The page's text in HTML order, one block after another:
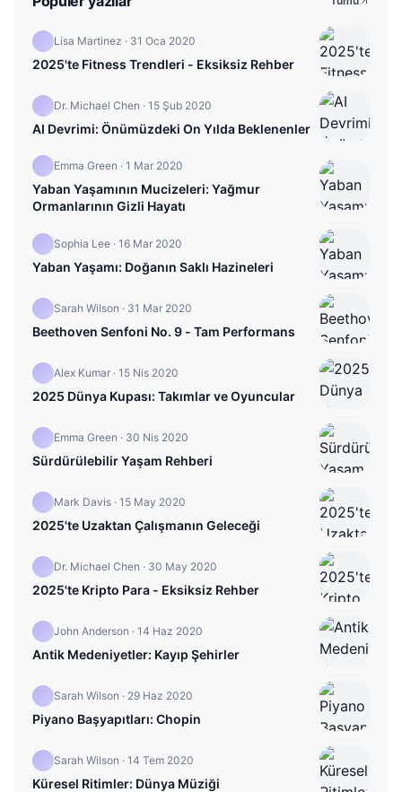
Lisa Martinez · 31 Oca 2020
2025'te Fitness Trendleri - Eksiksiz Rehber
Dr. Michael Chen · 15 Şub 2020
AI Devrimi: Önümüzdeki On Yılda Beklenenler
Emma Green · 1 Mar 2020
Yaban Yaşamının Mucizeleri: Yağmur
Ormanlarının Gizli Hayatı
Sophia Lee · 16 Mar 2020
Yaban Yaşamı: Doğanın Saklı Hazineleri
Sarah Wilson · 31 Mar 2020
Beethoven Senfoni No. 9 - Tam Performans
Alex Kumar · 15 Nis 2020
2025 Dünya Kupası: Takımlar ve Oyuncular
Emma Green · 30 Nis 2020
Sürdürülebilir Yaşam Rehberi
Mark Davis · 15 May 2020
2025'te Uzaktan Çalışmanın Geleceği
Dr. Michael Chen · 30 May 2020
2025'te Kripto Para - Eksiksiz Rehber
John Anderson · 14 Haz 2020
Antik Medeniyetler: Kayıp Şehirler
Sarah Wilson · 29 Haz 2020
Piyano Başyapıtları: Chopin
Sarah Wilson · 14 Tem 2020
Küresel Ritimler: Dünya Müziği